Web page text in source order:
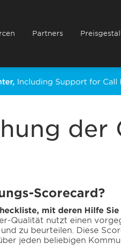
Partners
der
Scorecard?
mit deren Hilfe
Qualität nutzt einen
zu beurteilen. Diese
jeden beliebigen